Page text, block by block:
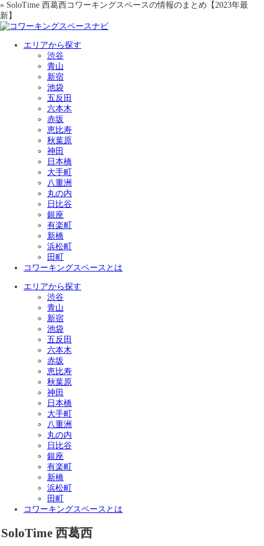
» SoloTime 西葛西コワーキングスペースの情報のまとめ【2023年最
新】
エリアから探す
渋谷
青山
新宿
池袋
五反田
六本木
赤坂
恵比寿
秋葉原
神田
日本橋
大手町
八重洲
丸の内
日比谷
銀座
有楽町
新橋
浜松町
田町
コワーキングスペースとは
エリアから探す
渋谷
青山
新宿
池袋
五反田
六本木
赤坂
恵比寿
秋葉原
神田
日本橋
大手町
八重洲
丸の内
日比谷
銀座
有楽町
新橋
浜松町
田町
コワーキングスペースとは
SoloTime 西葛西